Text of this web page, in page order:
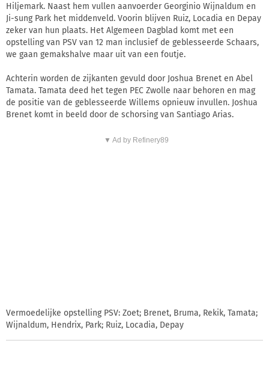
Hiljemark. Naast hem vullen aanvoerder Georginio Wijnaldum en
Ji-sung Park het middenveld. Voorin blijven Ruiz, Locadia en Depay
zeker van hun plaats. Het Algemeen Dagblad komt met een
opstelling van PSV van 12 man inclusief de geblesseerde Schaars,
we gaan gemakshalve maar uit van een foutje.
Achterin worden de zijkanten gevuld door Joshua Brenet en Abel
Tamata. Tamata deed het tegen PEC Zwolle naar behoren en mag
de positie van de geblesseerde Willems opnieuw invullen. Joshua
Brenet komt in beeld door de schorsing van Santiago Arias.
▼ Ad by Refinery89
Vermoedelijke opstelling PSV: Zoet; Brenet, Bruma, Rekik, Tamata;
Wijnaldum, Hendrix, Park; Ruiz, Locadia, Depay